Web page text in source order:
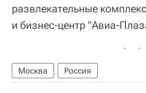
развлекательные
и бизнес-центр "Авиа-
Москва Россия